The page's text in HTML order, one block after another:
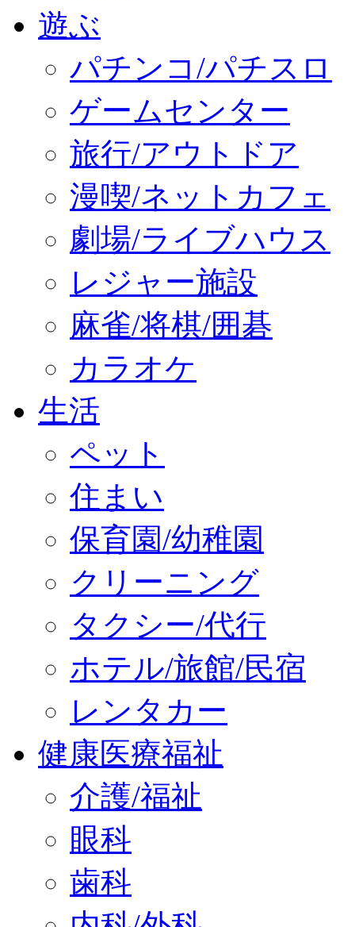
遊ぶ
パチンコ/パチスロ
ゲームセンター
旅行/アウトドア
漫喫/ネットカフェ
劇場/ライブハウス
レジャー施設
麻雀/将棋/囲碁
カラオケ
生活
ペット
住まい
保育園/幼稚園
クリーニング
タクシー/代行
ホテル/旅館/民宿
レンタカー
健康医療福祉
介護/福祉
眼科
歯科